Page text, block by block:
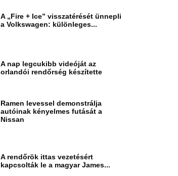
A „Fire + Ice” visszatérését ünnepli
a Volkswagen: különleges...
A nap legcukibb videóját az
orlandói rendőrség készítette
Ramen levessel demonstrálja
autóinak kényelmes futását a
Nissan
A rendőrök ittas vezetésért
kapcsolták le a magyar James...